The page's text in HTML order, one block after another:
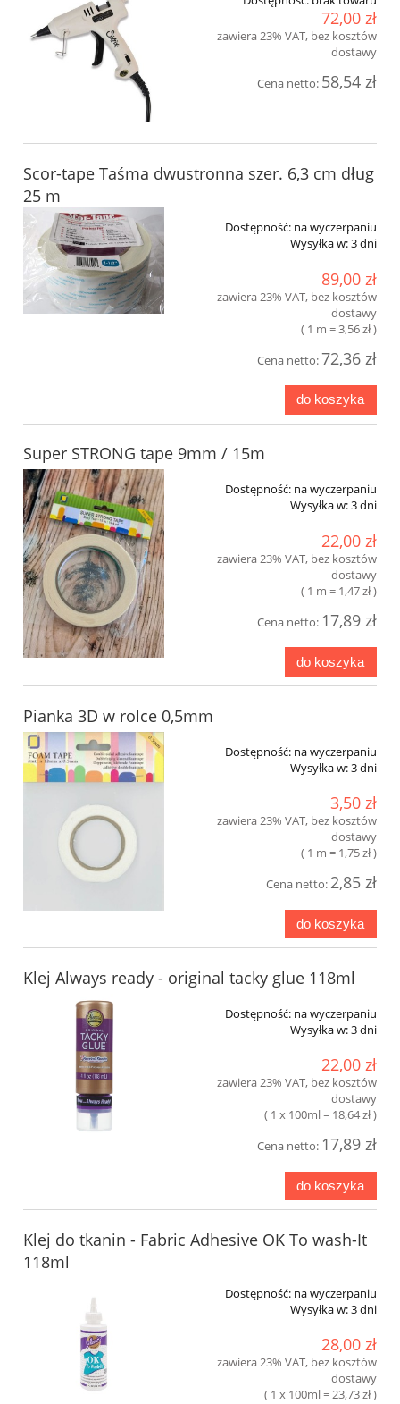
72,00 zł
zawiera 23% VAT, bez kosztów
dostawy
Cena netto: 58,54 zł
Scor-tape Taśma dwustronna szer. 6,3 cm dług
25 m
Dostępność: na wyczerpaniu
Wysyłka w:3 dni
89,00 zł
zawiera 23% VAT, bez kosztów
dostawy
( 1 m = 3,56 zł )
Cena netto:72,36 zł
do koszyka
Super STRONG tape 9mm / 15m
Dostępność: na wyczerpaniu
Wysyłka w:3 dni
22,00 zł
zawiera 23% VAT, bez kosztów
dostawy
( 1 m = 1,47 zł )
Cena netto: 17,89 zł
do koszyka
Pianka 3D w rolce 0,5mm
Dostępność: na wyczerpaniu
Wysyłka w:3 dni
3,50 zł
zawiera 23% VAT, bez kosztów
dostawy
( 1 m = 1,75 zł )
Cena netto: 2,85 zł
do koszyka
Klej Always ready - original tacky glue 118ml
Dostępność: na wyczerpaniu
Wysyłka w:3 dni
22,00 zł
zawiera 23% VAT, bez kosztów
dostawy
( 1 x 100ml = 18,64 zł )
Cena netto: 17,89 zł
do koszyka
Klej do tkanin - Fabric Adhesive OK To wash-It
118ml
Dostępność: na wyczerpaniu
Wysyłka w:3 dni
28,00 zł
zawiera 23% VAT, bez kosztów
dostawy
( 1 x 100ml = 23,73 zł )